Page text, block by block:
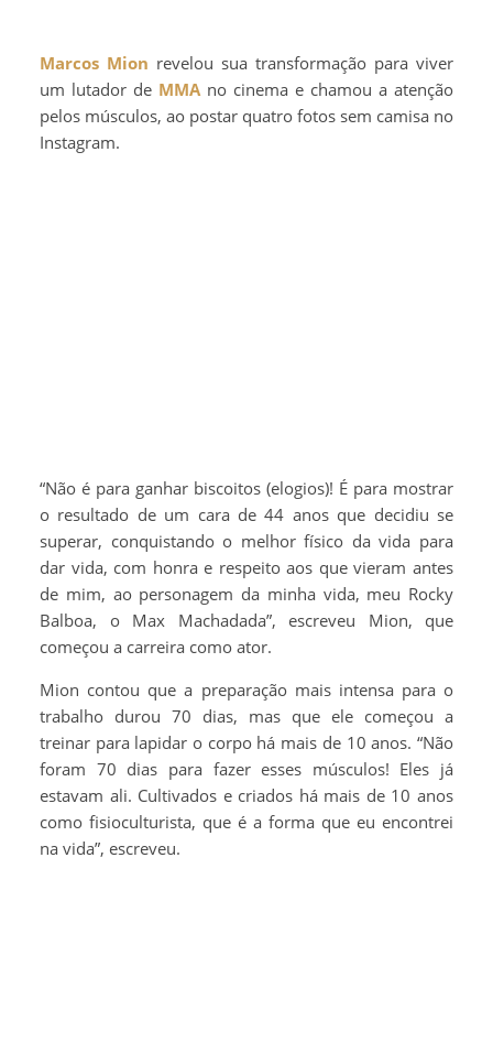
Marcos Mion revelou sua transformação para viver
um lutador de MMAno cinema e chamou a atenção
pelos músculos, ao postar quatro fotos sem camisa no
Instagram.
“Não é para ganhar biscoitos (elogios)! É para mostrar
o resultado de um cara de 44 anos que decidiu se
superar, conquistando o melhor físico da vida para
dar vida, com honra e respeito aos que vieram antes
de mim, ao personagem da minha vida, meu Rocky
Balboa, o Max Machadada”, escreveu Mion, que
começou a carreira como ator.
Mion contou que a preparação mais intensa para o
trabalho durou 70 dias, mas que ele começou a
treinar para lapidar o corpo há mais de 10 anos. “Não
foram 70 dias para fazer esses músculos! Eles já
estavam ali. Cultivados e criados há mais de 10 anos
como fisioculturista, que é a forma que eu encontrei
na vida”, escreveu.